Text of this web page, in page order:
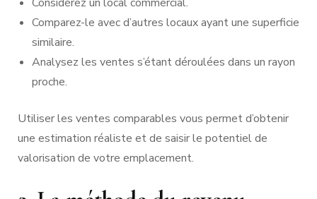
Comparez-le avec d’autres locaux ayant une superficie
similaire.
Analysez les ventes s’étant déroulées dans un rayon
proche.
Utiliser les ventes comparables vous permet d’obtenir
une estimation réaliste et de saisir le potentiel de
valorisation de votre emplacement.